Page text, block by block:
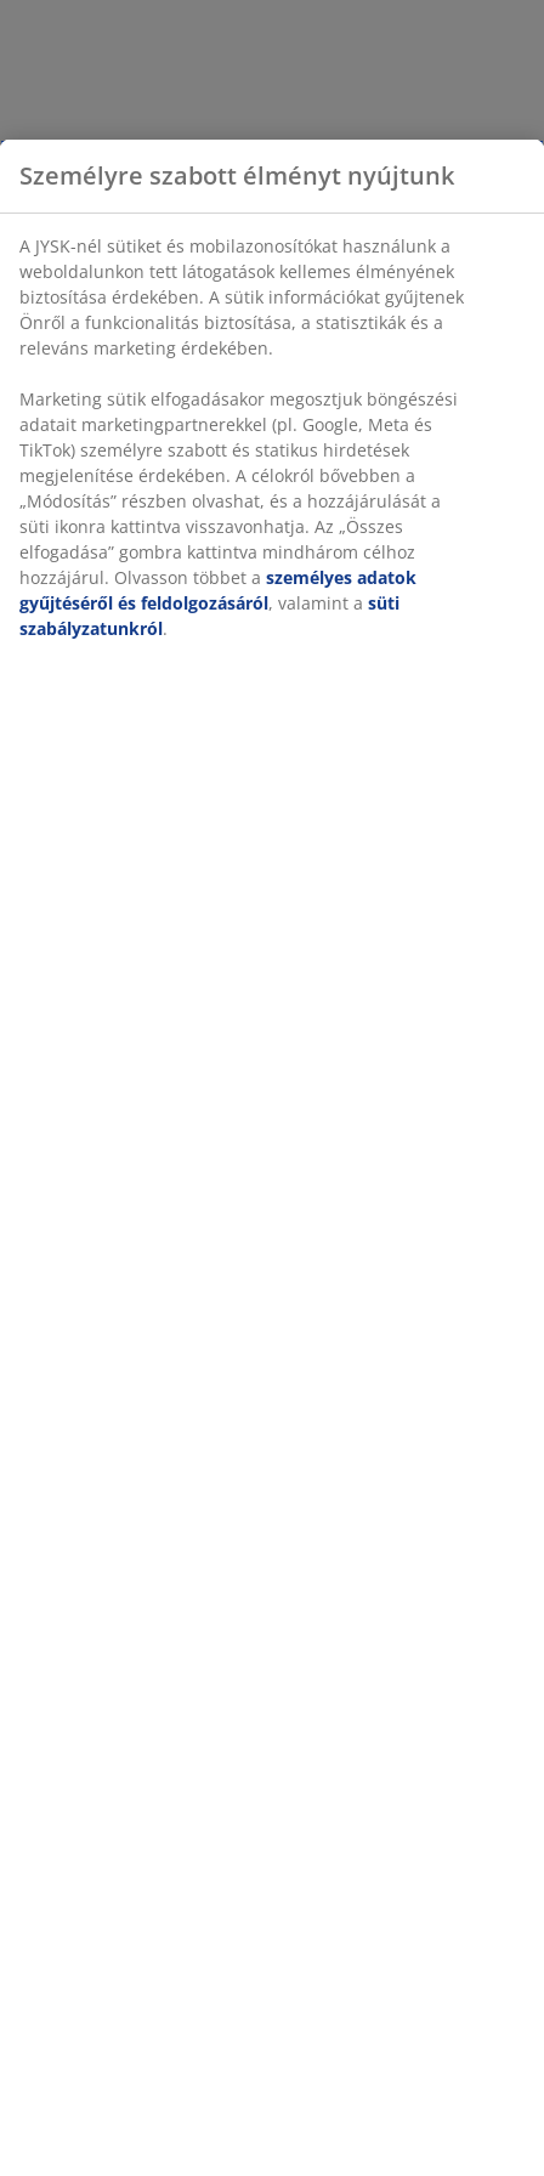
Személyre szabott élményt nyújtunk
A JYSK-nél sütiket és mobilazonosítókat használunk a
weboldalunkon tett látogatások kellemes élményének
biztosítása érdekében. A sütik információkat gyűjtenek
Önről a funkcionalitás biztosítása, a statisztikák és a
releváns marketing érdekében.
Marketing sütik elfogadásakor megosztjuk böngészési
adatait marketingpartnerekkel (pl. Google, Meta és
TikTok) személyre szabott és statikus hirdetések
megjelenítése érdekében. A célokról bővebben a
„Módosítás” részben olvashat, és a hozzájárulását a
süti ikonra kattintva visszavonhatja. Az „Összes
elfogadása” gombra kattintva mindhárom célhoz
hozzájárul. Olvasson többet a személyes adatok
gyűjtéséről és feldolgozásáról, valamint a süti
szabályzatunkról.